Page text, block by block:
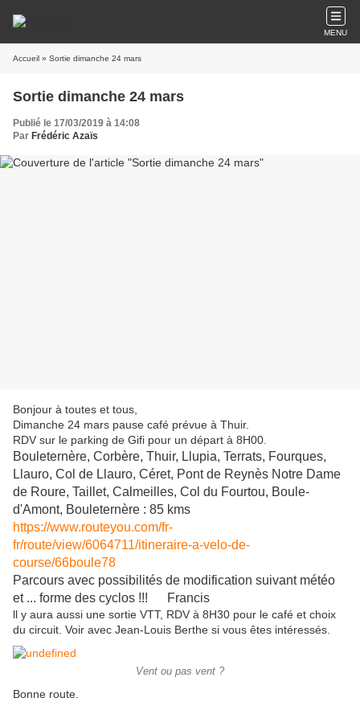
MENU
Accueil » Sortie dimanche 24 mars
Sortie dimanche 24 mars
Publié le 17/03/2019 à 14:08
Par Frédéric Azaïs
Bonjour à toutes et tous,
Dimanche 24 mars pause café prévue à Thuir.
RDV sur le parking de Gifi pour un départ à 8H00.
Bouleternère, Corbère, Thuir, Llupia, Terrats, Fourques,
Llauro, Col de Llauro, Céret, Pont de Reynès Notre Dame
de Roure, Taillet, Calmeilles, Col du Fourtou, Boule-
d'Amont, Bouleternère : 85 kms
https://www.routeyou.com/fr-
fr/route/view/6064711/itineraire-a-velo-de-
course/66boule78
Parcours avec possibilités de modification suivant météo
et ... forme des cyclos !!! Francis
ll y aura aussi une sortie VTT, RDV à 8H30 pour le café et choix
du circuit. Voir avec Jean-Louis Berthe si vous êtes intéressés.
Vent ou pas vent ?
Bonne route.